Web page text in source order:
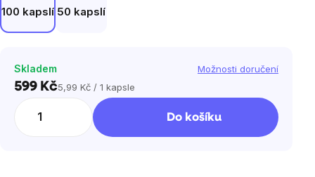
100 kapslí 50 kapslí
Skladem Možnosti doručení
599 KčMěrná
5,99 Kč / 1 kapsle
Do košíku